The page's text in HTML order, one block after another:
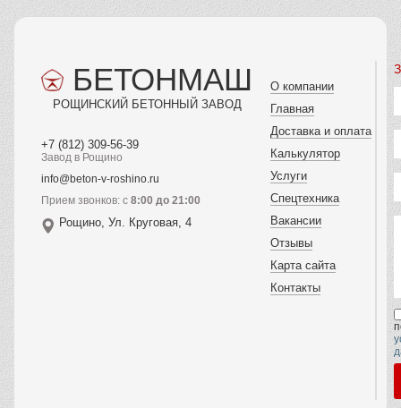
БЕТОНМАШ
РОЩИНСКИЙ БЕТОННЫЙ ЗАВОД
+7 (812) 309-56-39
Завод в Рощино
info@beton-v-roshino.ru
Прием звонков: с 8:00 до 21:00
Рощино, Ул. Круговая, 4
О компании
Главная
Доставка и оплата
Калькулятор
Услуги
Спецтехника
Вакансии
Отзывы
Карта сайта
Контакты